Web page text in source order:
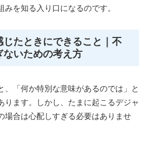
みを知る入り口になるのです。
じたときにできること｜不
ないための考え方
、「何か特別な意味があるのでは」と
ります。しかし、たまに起こるデジャ
場合は心配しすぎる必要はありませ